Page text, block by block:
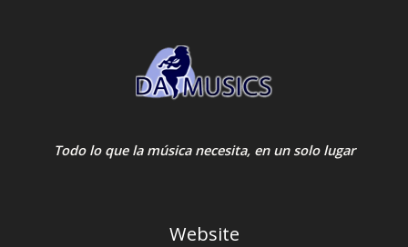
Todo lo que la música necesita, en un solo lugar
Website